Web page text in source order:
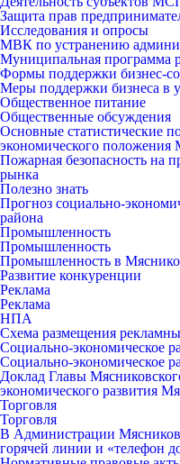
Защита прав
Исследования и опросы
МВК по устранению
Муниципальная программа
Формы поддержки бизнес-
Меры поддержки бизнеса в
Общественное питание
Общественные обсуждения
Основные статистические
экономического положения
Пожарная безопасность на
рынка
Полезно знать
Прогноз социально-
района
Промышленность
Промышленность
Промышленность в
Развитие конкуренции
Реклама
Реклама
НПА
Схема размещения
Социально-экономическое
Социально-экономическое
Доклад Главы
экономического развития
Торговля
Торговля
В Администрации
горячей линии и «телефон